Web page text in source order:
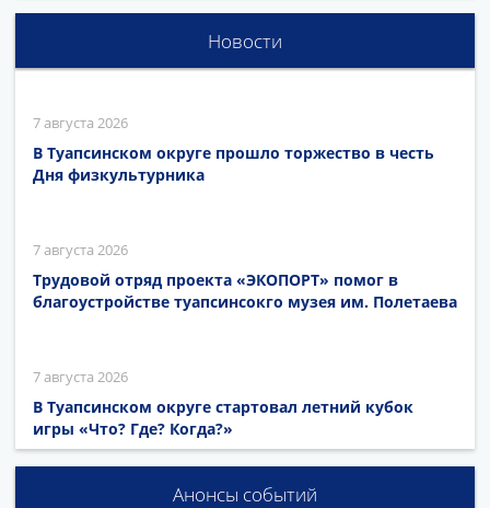
Новости
7 августа 2026
В Туапсинском округе прошло торжество в честь
Дня физкультурника
7 августа 2026
Трудовой отряд проекта «ЭКОПОРТ» помог в
благоустройстве туапсинсокго музея им. Полетаева
7 августа 2026
В Туапсинском округе стартовал летний кубок
игры «Что? Где? Когда?»
Анонсы событий